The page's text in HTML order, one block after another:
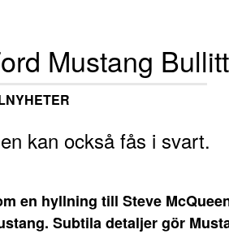
Mustang
kan också fås i svart.
en hyllning till Steve
Subtila detaljer gör